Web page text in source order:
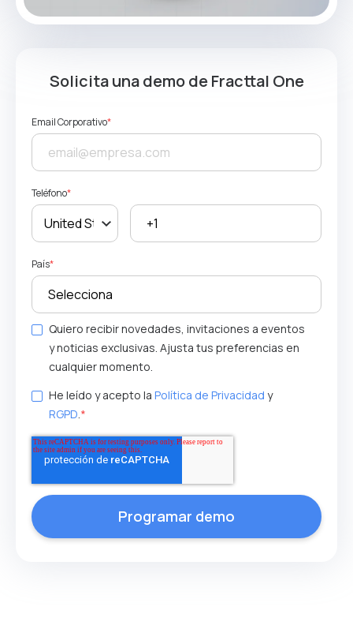
Solicita una demo de Fracttal One
Email Corporativo*
Teléfono*
País*
Quiero recibir novedades, invitaciones a eventos
y noticias exclusivas. Ajusta tus preferencias en
cualquier momento.
He leído y acepto la Política de Privacidad y
RGPD.*